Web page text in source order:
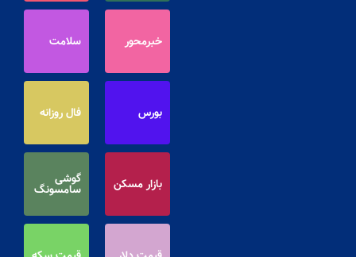
خبرمحور سلامت
بورس فال روزانه
بازار مسکن گوشی
سامسونگ